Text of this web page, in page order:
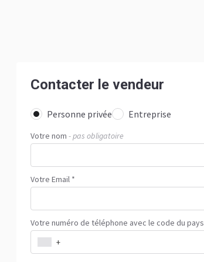
Contacter le vendeur
Personne privée Entreprise
Votre nom - pas obligatoire
Votre Email *
Votre numéro de téléphone avec le code du pays
+